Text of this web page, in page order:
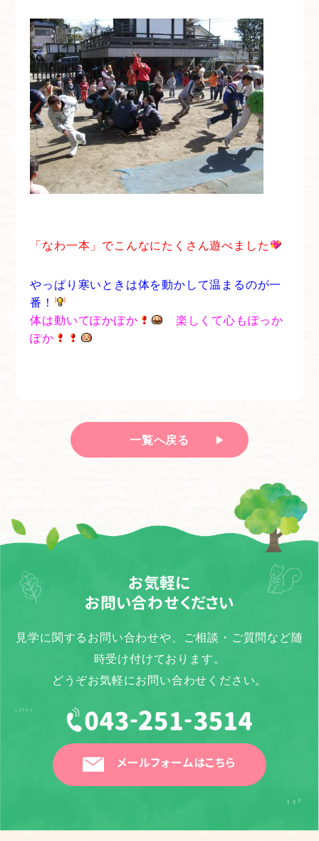
「なわ一本」でこんなにたくさん遊べました
やっぱり寒いときは体を動かして温まるのが一
番！
体は動いてぽかぽか
楽しくて心もぽっか
ぽか
一覧へ戻る
お気軽に
お問い合わせください
見学に関するお問い合わせや、ご相談・ご質問など随
時受け付けております。
どうぞお気軽にお問い合わせください。
メールフォームはこちら